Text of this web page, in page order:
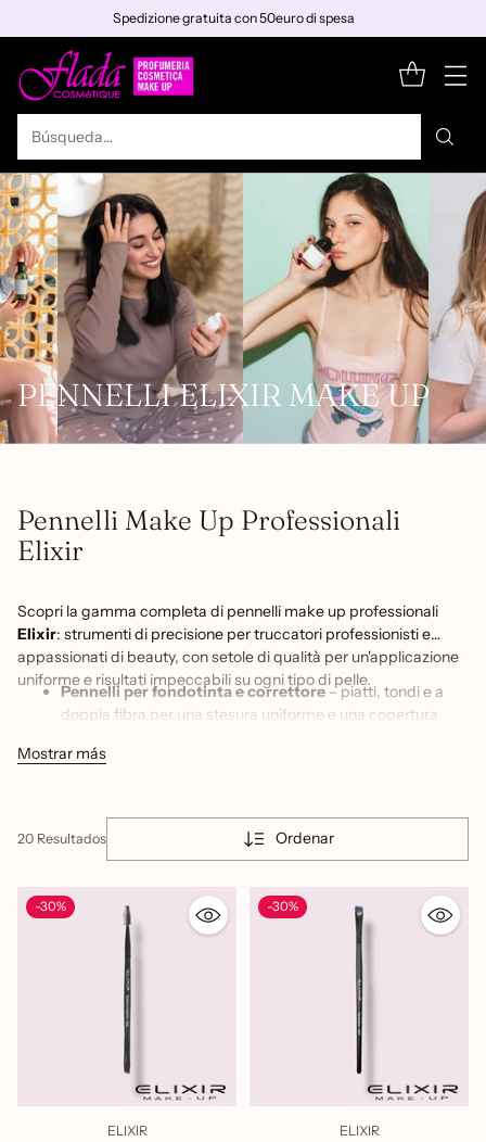
Spedizione gratuita con 50euro di spesa
Búsqueda…
PENNELLI ELIXIR MAKE UP
Pennelli Make Up Professionali
Elixir
Scopri la gamma completa di pennelli make up professionali
Elixir: strumenti di precisione per truccatori professionisti e
appassionati di beauty, con setole di qualità per un'applicazione
uniforme e risultati impeccabili su ogni tipo di pelle.
Pennelli per fondotinta e correttore– piatti, tondi e a
doppia fibra per una stesura uniforme e una copertura
Pennelli per occhi
Pennelli per polveri e blush– a ventaglio, smussati e
tondo per applicare cipria, blush e bronzer con naturalezza
definire gli zigomi, scolpire il viso e applicare l'illuminante
Qualità professionale– manici ergonomici e setole
morbide per un controllo preciso durante l'applicazione in
salone o set fotografico
Mostrar más
Ordenar
20 Resultados
-30%
ELIXIR
-30%
ELIXIR